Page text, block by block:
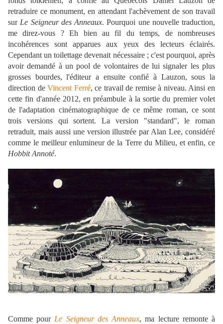
retraduire ce monument, en attendant l'achèvement de son travail
sur Le Seigneur des Anneaux. Pourquoi une nouvelle traduction,
me direz-vous ? Eh bien au fil du temps, de nombreuses
incohérences sont apparues aux yeux des lecteurs éclairés.
Cependant un toilettage devenait nécessaire ; c'est pourquoi, après
avoir demandé à un pool de volontaires de lui signaler les plus
grosses bourdes, l'éditeur a ensuite confié à Lauzon, sous la
direction deVincent Ferré, ce travail de remise à niveau. Ainsi en
cette fin d'année 2012, en préambule à la sortie du premier volet
de l'adaptation cinématographique de ce même roman, ce sont
trois versions qui sortent. La version "standard", le roman
retraduit, mais aussi une version illustrée par Alan Lee, considéré
comme le meilleur enlumineur de la Terre du Milieu, et enfin, ce
Hobbit Annoté.
Comme pour Le Seigneur des Anneaux, ma lecture remonte à